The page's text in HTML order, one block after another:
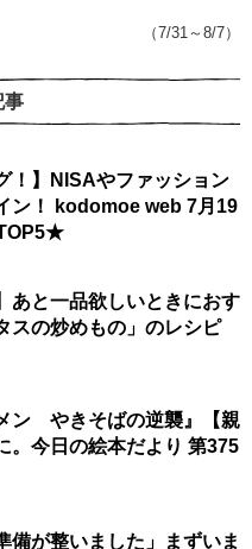
（7/31～8/7）
事
！】NISAやファッション
ン！ kodomoe web 7月19
あと一品欲しいときにおす
スの炒めもの」のレシピ
ン やきそばの逆襲』【親
。今日の絵本だより 第375
備が整いました」まずいま